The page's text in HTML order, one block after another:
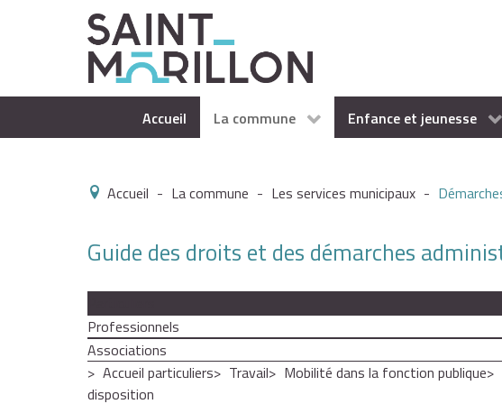
Accueil La commune Enfance et jeunesse
Accueil - La commune - Les services municipaux -
Guide des droits et des démarches
Professionnels
Associations
Accueil particuliers
Travail Mobilité dans la fonction publique
disposition